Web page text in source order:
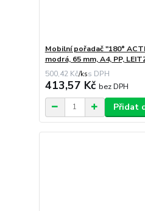
Mobilní pořadač "180°
modrá, 65 mm, A4, PP,
500,42 Kč/ks
413,57 Kč bez DPH
Přidat